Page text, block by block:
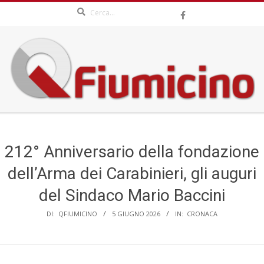
content
QFIUMICINO.COM
Menu
212° Anniversario della fondazione
dell’Arma dei Carabinieri, gli auguri
del Sindaco Mario Baccini
DI: QFIUMICINO 5 GIUGNO 2026 IN: CRONACA